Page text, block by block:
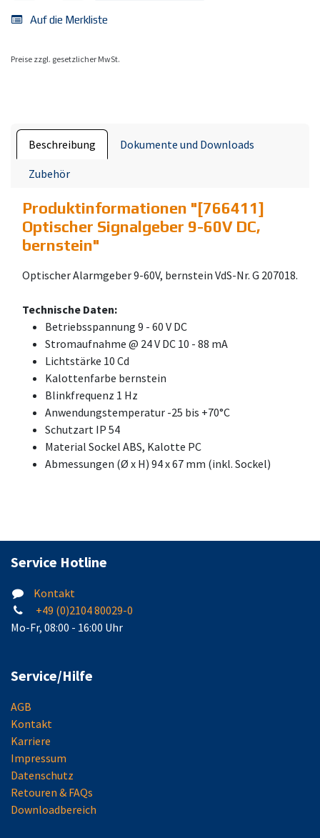
Auf die Merkliste
Preise zzgl. gesetzlicher MwSt.
Beschreibung Dokumente und Downloads
Zubehör
Produktinformationen "[766411]
Optischer Signalgeber 9-60V DC,
bernstein"
Optischer Alarmgeber 9-60V, bernstein VdS-Nr. G 207018.
Technische Daten:
Betriebsspannung 9 - 60 V DC
Stromaufnahme @ 24 V DC 10 - 88 mA
Lichtstärke 10 Cd
Kalottenfarbe bernstein
Blinkfrequenz 1 Hz
Anwendungstemperatur -25 bis +70°C
Schutzart IP 54
Material Sockel ABS, Kalotte PC
Abmessungen (Ø x H) 94 x 67 mm (inkl. Sockel)
Service Hotline
Kontakt
+49 (0)2104 80029-0
Mo-Fr, 08:00 - 16:00 Uhr
Service/Hilfe
AGB
Kontakt
Karriere
Impressum
Datenschutz
Retouren & FAQs
Downloadbereich